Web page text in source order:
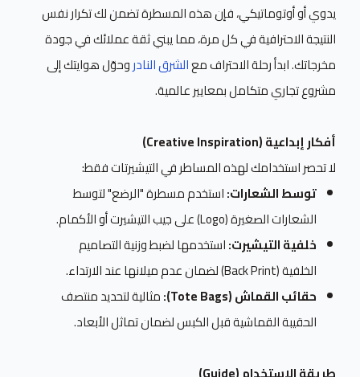
يدوي أو أوتوماتيكي، فإن هذه المسطرة تضمن لك تكرار نفس
النتيجة الاحترافية في كل مرة، مما يبني ثقة عملائك في جودة
مخرجاتك. ابدأ رحلة الاحتراف معالشرق النادروحوّل هوايتك إلى
مشروع تجاري متكامل بمعايير عالمية.
أفكار إبداعية (Creative Inspiration)
لا تحصر استخدامك لهذه المساطر في التيشيرتات فقط:
توسط الشعارات:استخدم مسطرة "الرضع" لتوسط
الشعارات الصغيرة (Logo) على جيب التيشيرت أو الأكمام.
خلفية التيشيرت:استخدمها لضبط وزنية التصاميم
الخلفية (Back Print) لضمان عدم ميلانها عند الارتداء.
حقائب القماش (Tote Bags):
مثالية لتحديد منتصف
الحقيبة القماشية قبل الكبس لضمان تماثل الأبعاد.